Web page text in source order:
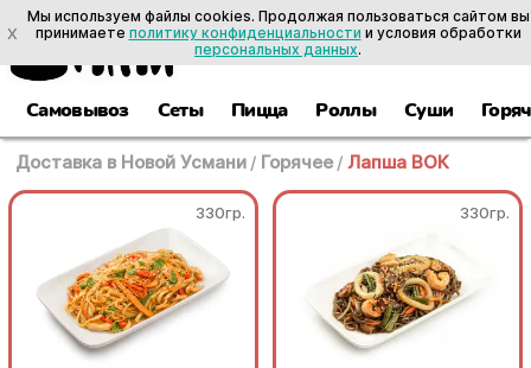
Самовывоз Сеты Пицца Роллы Суши
Доставка в Новой Усмани / Горячее / Лапша ВОК
330гр. 330гр.
X
Мы используем файлы cookies. Продолжая пользоваться сайтом вы
принимаете политику конфиденциальности и условия обработки
персональных данных.